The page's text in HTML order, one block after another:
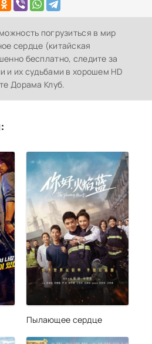
погрузиться в мир
сердце (китайская
бесплатно, следите за
и их судьбами в хорошем HD
Дорама Клуб.
Пылающее сердце